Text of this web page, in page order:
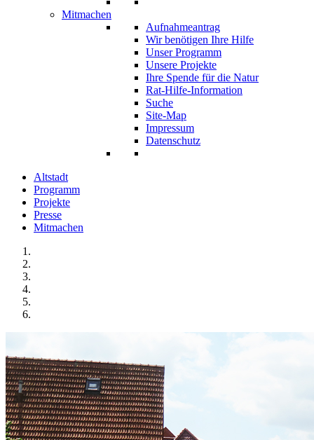
Mitmachen
Aufnahmeantrag
Wir benötigen Ihre Hilfe
Unser Programm
Unsere Projekte
Ihre Spende für die Natur
Rat-Hilfe-Information
Suche
Site-Map
Impressum
Datenschutz
Altstadt
Programm
Projekte
Presse
Mitmachen